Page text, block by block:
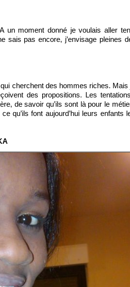
un moment donné je voulais aller
sais pas encore, j’envisage pleines
cherchent des hommes riches.
des propositions. Les
de savoir qu’ils sont là pour le
qu’ils font aujourd’hui leurs enfants